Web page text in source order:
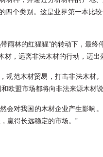
个类别。这是业界第一本比
雨林的红猩猩”的转动下，最终
，远离非法木材的行动，迈出
规范木材贸易，打击非法木材
盟市场都将向非法来源木材说”
会对我国的木材企业产生影响
赢得长远稳定的市场。”